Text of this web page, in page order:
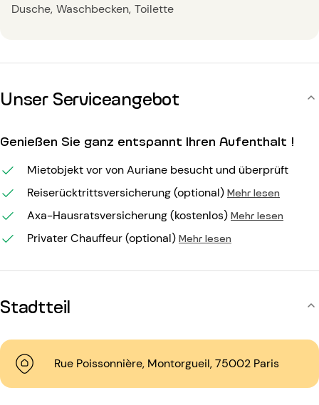
Dusche Waschbecken Toilette
Unser Serviceangebot
Genießen Sie ganz entspannt Ihren Aufenthalt !
Mietobjekt vor von Auriane besucht und überprüft
Reiserücktrittsversicherung (optional) Mehr lesen
Axa-Hausratsversicherung (kostenlos) Mehr lesen
Privater Chauffeur (optional) Mehr lesen
Stadtteil
Rue Poissonnière, Montorgueil, 75002 Paris